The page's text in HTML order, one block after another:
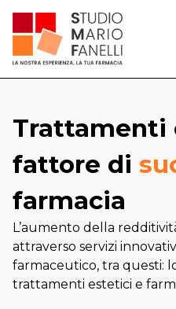
Trattamenti
fattore di
farmacia
L’aumento della
attraverso servizi
farmaceutico, tra questi:
trattamenti estetici e